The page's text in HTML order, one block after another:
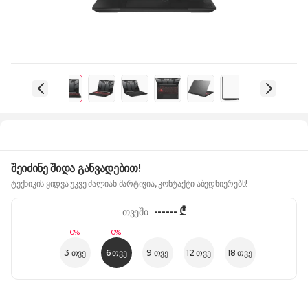
შეიძინე შიდა განვადებით!
ტექნიკის ყიდვა უკვე ძალიან მარტივია, კონტაქტი აბედნიერებს!
0%
3 თვე
0%
6 თვე 9 თვე 12 თვე 18 თვე
თვეში ------₾